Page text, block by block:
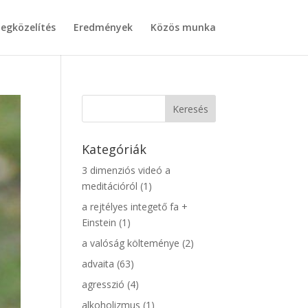
Eredmények Közös munka
Kategóriák
3 dimenziós videó a
meditációról (1)
a rejtélyes integető fa +
Einstein (1)
a valóság költeménye (2)
advaita (63)
agresszió (4)
alkoholizmus (1)